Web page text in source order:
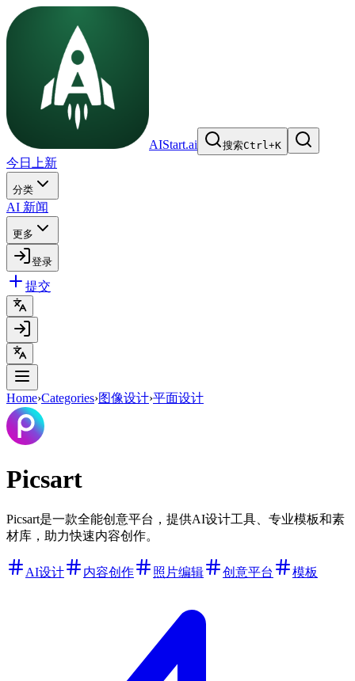
AIStart.ai 搜索Ctrl+K
今日上新
分类
AI 新闻
更多
登录
提交
Home›Categories›图像设计›平面设计
Picsart
Picsart是一款全能创意平台，提供AI设计工具、专业模板和素
材库，助力快速内容创作。
AI设计 内容创作 照片编辑 创意平台 模板